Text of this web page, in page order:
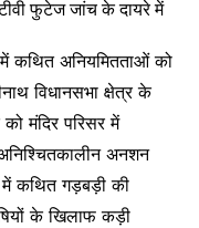
कथित अनियमितताओं को
विधानसभा क्षेत्र के
मंदिर परिसर में
अनशन
कथित गड़बड़ी की
के खिलाफ कड़ी